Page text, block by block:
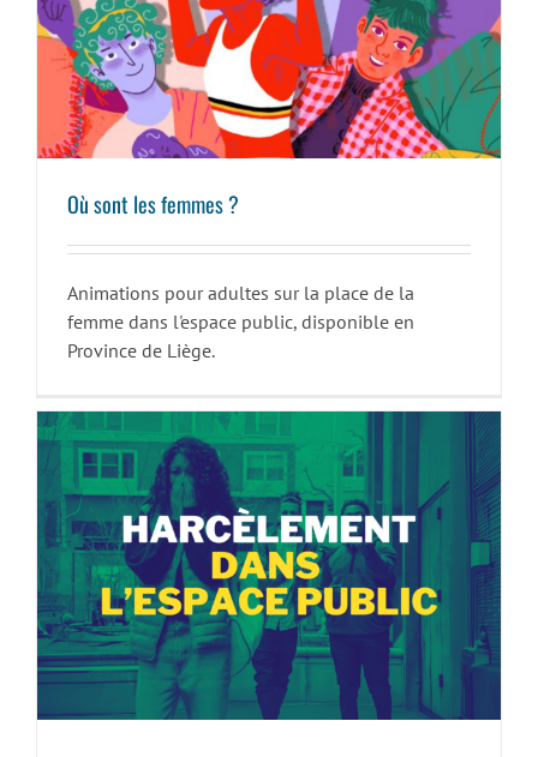
Où sont les femmes ?
Où sont les femmes ?
Animations pour adultes sur la place de la
femme dans l'espace public, disponible en
Province de Liège.
Harcèlement dans l’espace public